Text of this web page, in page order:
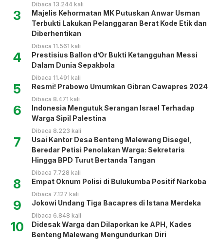
Dibaca 13.244 kali
3
Majelis Kehormatan MK Putuskan Anwar Usman
Terbukti Lakukan Pelanggaran Berat Kode Etik dan
Diberhentikan
Dibaca 11.561 kali
4
Prestisius Ballon d’Or Bukti Ketangguhan Messi
Dalam Dunia Sepakbola
Dibaca 11.491 kali
5 Resmi! Prabowo Umumkan Gibran Cawapres 2024
Dibaca 8.471 kali
6
Indonesia Mengutuk Serangan Israel Terhadap
Warga Sipil Palestina
Dibaca 8.223 kali
7
Usai Kantor Desa Benteng Malewang Disegel,
Beredar Petisi Penolakan Warga: Sekretaris
Hingga BPD Turut Bertanda Tangan
Dibaca 7.728 kali
8 Empat Oknum Polisi di Bulukumba Positif Narkoba
Dibaca 7.127 kali
9 Jokowi Undang Tiga Bacapres di Istana Merdeka
Dibaca 6.848 kali
10
Didesak Warga dan Dilaporkan ke APH, Kades
Benteng Malewang Mengundurkan Diri